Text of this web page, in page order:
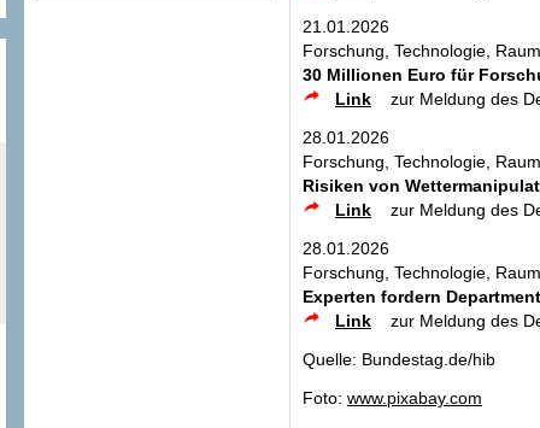
21.01.2026
Forschung, Technologie,
30 Millionen Euro für
Link
zur Meldung des
28.01.2026
Forschung, Technologie,
Risiken von
Link
zur Meldung des
28.01.2026
Forschung, Technologie,
Experten fordern
Link
zur Meldung des
Quelle: Bundestag.de/hib
Foto: www.pixabay.com